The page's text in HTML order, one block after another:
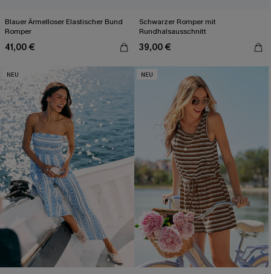
Blauer Ärmelloser Elastischer Bund
Romper
41,00 €
Schwarzer Romper mit
Rundhalsausschnitt
39,00 €
NEU NEU